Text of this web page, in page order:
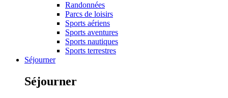
Randonnées
Parcs de loisirs
Sports aériens
Sports aventures
Sports nautiques
Sports terrestres
Séjourner
Séjourner